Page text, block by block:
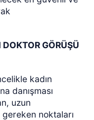
GÖRÜŞÜ
kadın
danışması
uzun
noktaları